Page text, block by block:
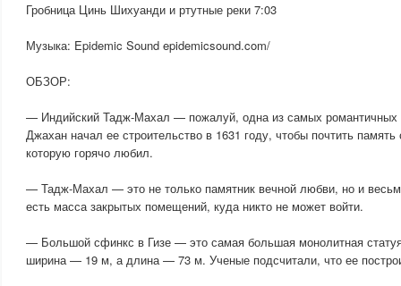
Гробница Цинь Шихуанди и ртутные реки 7:03
Музыка: Epidemic Sound epidemicsound.com/
ОБЗОР:
— Индийский Тадж-Махал — пожалуй, одна из самых романтичных
Джахан начал ее строительство в 1631 году, чтобы почтить
которую горячо любил.
— Тадж-Махал — это не только памятник вечной любви, но и
есть масса закрытых помещений, куда никто не может войти.
— Большой сфинкс в Гизе — это самая большая монолитная
ширина — 19 м, а длина — 73 м. Ученые подсчитали, что ее